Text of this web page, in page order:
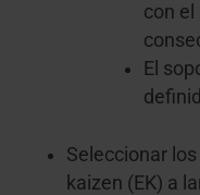
con
El
Seleccionar
kaizen (EK) a